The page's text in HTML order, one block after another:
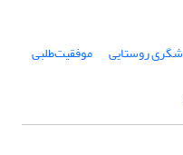
روستایی موفقیت‌طلبی